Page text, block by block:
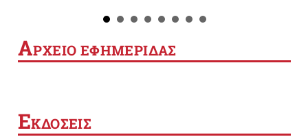
ΑΡΧΕΙΟ ΕΦΗΜΕΡΙΔΑΣ
ΕΚΔΟΣΕΙΣ